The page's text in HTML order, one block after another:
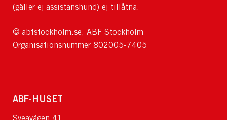
(gäller ej assistanshund) ej tillåtna.
© abfstockholm.se, ABF Stockholm
Organisationsnummer 802005-7405
ABF-HUSET